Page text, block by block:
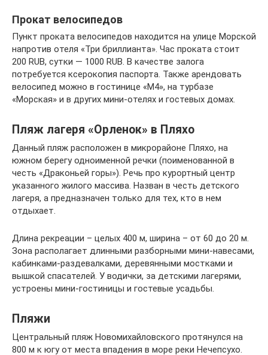
Прокат велосипедов
Пункт проката велосипедов находится на улице Морской
напротив отеля «Три бриллианта». Час проката стоит
200 RUB, сутки — 1000 RUB. В качестве залога
потребуется ксерокопия паспорта. Также арендовать
велосипед можно в гостинице «М4», на турбазе
«Морская» и в других мини-отелях и гостевых домах.
Пляж лагеря «Орленок» в Пляхо
Данный пляж расположен в микрорайоне Пляхо, на
южном берегу одноименной речки (поименованной в
честь «Драконьей горы»). Речь про курортный центр
указанного жилого массива. Назван в честь детского
лагеря, а предназначен только для тех, кто в нем
отдыхает.
Длина рекреации – целых 400 м, ширина – от 60 до 20 м.
Зона располагает длинными разборными мини-навесами,
кабинками-раздевалками, деревянными мостками и
вышкой спасателей. У водички, за детскими лагерями,
устроены мини-гостиницы и гостевые усадьбы.
Пляжи
Центральный пляж Новомихайловского протянулся на
800 м к югу от места впадения в море реки Нечепсухо.